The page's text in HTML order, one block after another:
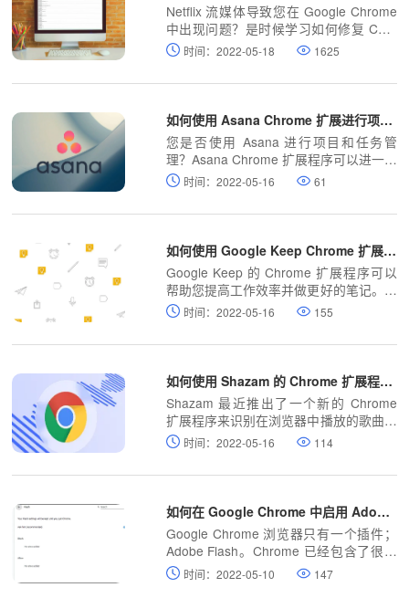
Netflix 流媒体导致您在 Google Chrome
中出现问题？是时候学习如何修复 Chro
me 组件了。
时间：2022-05-18 1625
如何使用 Asana Chrome 扩展进行项目管理？
您是否使用 Asana 进行项目和任务管
理？Asana Chrome 扩展程序可以进一步
提高您的工作效率。
时间：2022-05-16 61
如何使用 Google Keep Chrome 扩展程序？
Google Keep 的 Chrome 扩展程序可以
帮助您提高工作效率并做更好的笔记。以
下是如何使用扩展程序。
时间：2022-05-16 155
如何使用 Shazam 的 Chrome 扩展程序识别网络上的歌曲？
Shazam 最近推出了一个新的 Chrome
扩展程序来识别在浏览器中播放的歌曲。
以下是如何使用新扩展。
时间：2022-05-16 114
如何在 Google Chrome 中启用 Adob​​e Flash?
Google Chrome 浏览器只有一个插件；
Adobe Flash。Chrome 已经包含了很多
很棒的工具，所以这可能不在你的列表
中。
时间：2022-05-10 147